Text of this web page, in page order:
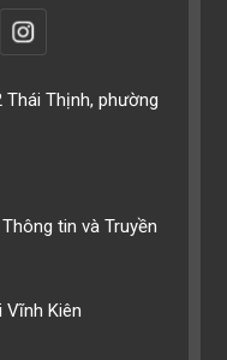
Thái Thịnh, phường
tin và Truyền
Vĩnh Kiên